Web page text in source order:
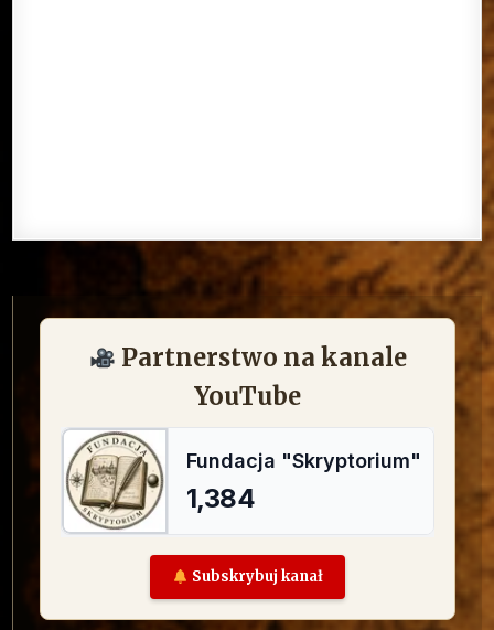
Partnerstwo na kanale
YouTube
Subskrybuj kanał